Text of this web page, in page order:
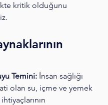
kritik olduğunu
Temini: İnsan sağlığı
olan su, içme ve yemek